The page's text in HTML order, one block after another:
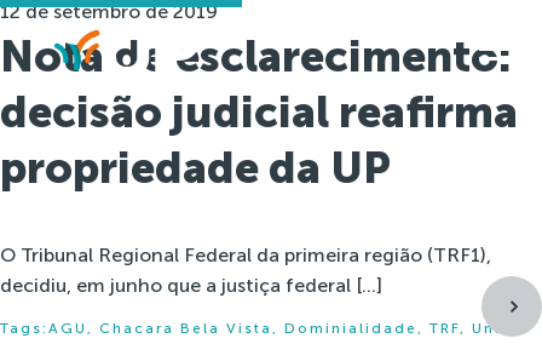
12 de setembro de 2019
Nota de esclarecimento:
decisão judicial reafirma
propriedade da UP
O Tribunal Regional Federal da primeira região (TRF1),
decidiu, em junho que a justiça federal […]
Tags: AGU , Chacara Bela Vista , Dominialidade , TRF, União